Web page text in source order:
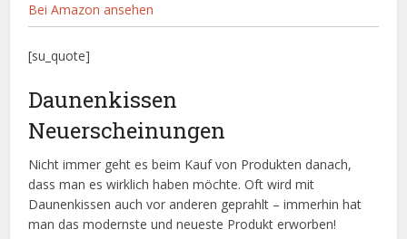
Bei Amazon ansehen
[su_quote]
Daunenkissen
Neuerscheinungen
Nicht immer geht es beim Kauf von Produkten danach,
dass man es wirklich haben möchte. Oft wird mit
Daunenkissen auch vor anderen geprahlt – immerhin hat
man das modernste und neueste Produkt erworben!